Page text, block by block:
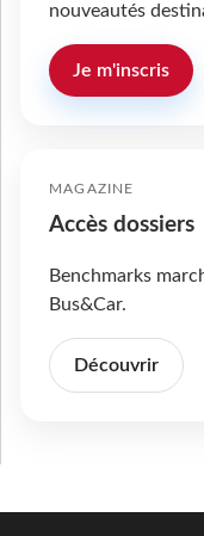
nouveautés
Je m'inscris
MAGAZINE
Accès dossiers
Benchmarks
Bus&Car.
Découvrir